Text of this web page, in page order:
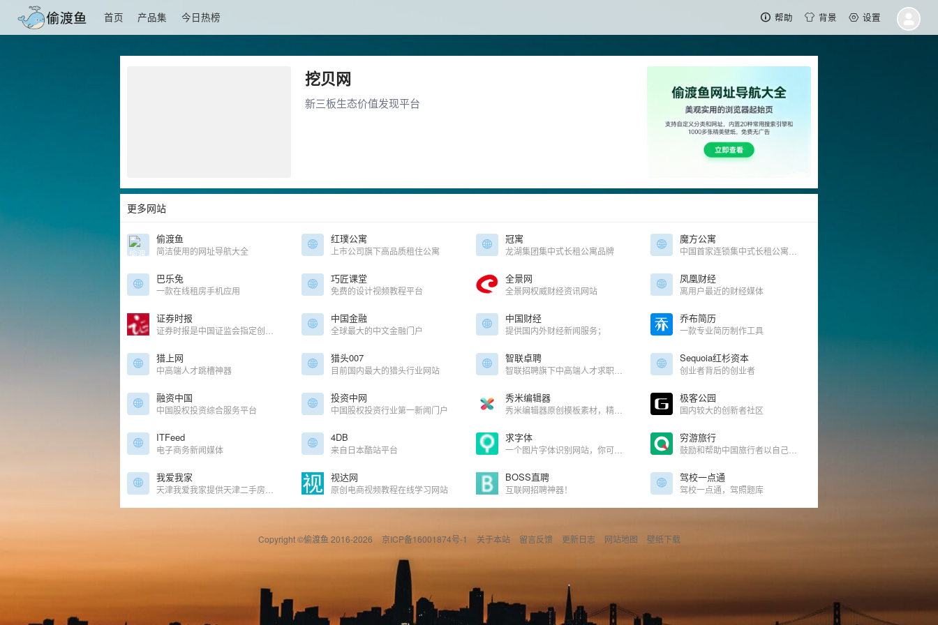
首页 产品集 今日热榜 帮助 背景 设置
挖贝网
新三板生态价值发现平台
更多网站
偷渡鱼
简洁使用的网址导航大全
红璞公寓
上市公司旗下高品质租住公寓
冠寓
龙湖集团集中式长租公寓品牌
魔方公寓
巴乐兔
一款在线租房手机应用
巧匠课堂
免费的设计视频教程平台
全景网
全景网权威财经资讯网站
凤凰财经
离用户最近的财经媒体
证券时报 中国金融
全球最大的中文金融门户
中国财经
提供国内外财经新闻服务；
乔布简历
一款专业简历制作工具
猎上网
中高端人才跳槽神器
猎头007
目前国内最大的猎头行业网站
智联卓聘 Sequoia红杉资本
创业者背后的创业者
融资中国
中国股权投资综合服务平台
投资中网
中国股权投资行业第一新闻门户
秀米编辑器 极客公园
国内较大的创新者社区
ITFeed
电子商务新闻媒体
4DB
来自日本酷站平台
求字体 穷游旅行
我爱我家 视达网
原创电商视频教程在线学习网站
BOSS直聘
互联网招聘神器！
驾校一点通
驾校一点通，驾照题库
Copyright ©偷渡鱼 2016-2026 京ICP备16001874号-1 关于本站 留言反馈 更新日志 网站地图 壁纸下载